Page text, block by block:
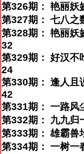
第326期： 艳丽妖
第327期： 七八之
第328期： 艳丽妖
32
第329期： 好汉不
24
第330期： 逢人且
42
第331期： 一路风
第332期： 九九归
第333期： 雄霸兽
第334期： 一树一